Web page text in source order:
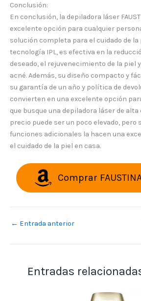
Conclusión:
En conclusión, la depiladora láser
excelente opción para cualquier
solución completa para el cuidado de la
tecnología IPL, es efectiva en la
deseado, el rejuvenecimiento de la piel
acné. Además, su diseño compacto y
su garantía de un año y política de
convierten en una excelente opción
que busque una depiladora láser de alta
precio puede ser un poco elevado, pero
funciones adicionales la hacen una
el cuidado de la piel en casa.
Comprar
← Entrada anterior
Entradas